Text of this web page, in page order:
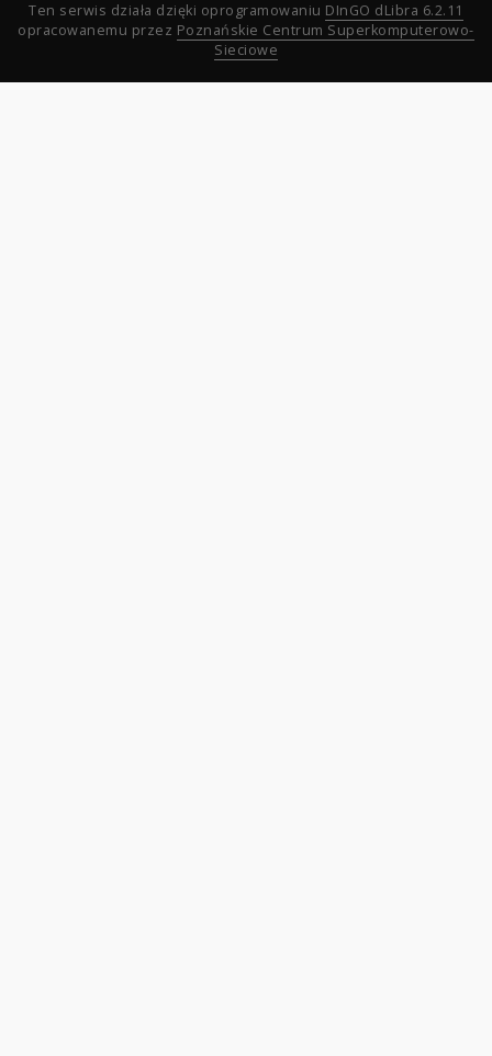
Ten serwis działa dzięki oprogramowaniu DInGO dLibra 6.2.11
opracowanemu przez Poznańskie Centrum Superkomputerowo-
Sieciowe